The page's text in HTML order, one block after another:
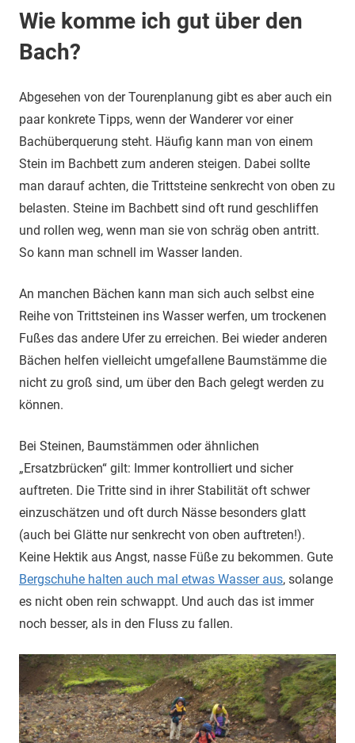
Wie komme ich gut über den
Bach?
Abgesehen von der Tourenplanung gibt es aber auch ein
paar konkrete Tipps, wenn der Wanderer vor einer
Bachüberquerung steht. Häufig kann man von einem
Stein im Bachbett zum anderen steigen. Dabei sollte
man darauf achten, die Trittsteine senkrecht von oben zu
belasten. Steine im Bachbett sind oft rund geschliffen
und rollen weg, wenn man sie von schräg oben antritt.
So kann man schnell im Wasser landen.
An manchen Bächen kann man sich auch selbst eine
Reihe von Trittsteinen ins Wasser werfen, um trockenen
Fußes das andere Ufer zu erreichen. Bei wieder anderen
Bächen helfen vielleicht umgefallene Baumstämme die
nicht zu groß sind, um über den Bach gelegt werden zu
können.
Bei Steinen, Baumstämmen oder ähnlichen
„Ersatzbrücken“ gilt: Immer kontrolliert und sicher
auftreten. Die Tritte sind in ihrer Stabilität oft schwer
einzuschätzen und oft durch Nässe besonders glatt
(auch bei Glätte nur senkrecht von oben auftreten!).
Keine Hektik aus Angst, nasse Füße zu bekommen. Gute
Bergschuhe halten auch mal etwas Wasser aus, solange
es nicht oben rein schwappt. Und auch das ist immer
noch besser, als in den Fluss zu fallen.